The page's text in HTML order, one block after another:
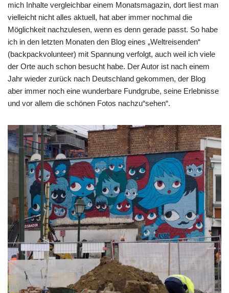
mich Inhalte vergleichbar einem Monatsmagazin, dort liest man
vielleicht nicht alles aktuell, hat aber immer nochmal die
Möglichkeit nachzulesen, wenn es denn gerade passt. So habe
ich in den letzten Monaten den Blog eines „Weltreisenden“
(backpackvolunteer) mit Spannung verfolgt, auch weil ich viele
der Orte auch schon besucht habe. Der Autor ist nach einem
Jahr wieder zurück nach Deutschland gekommen, der Blog
aber immer noch eine wunderbare Fundgrube, seine Erlebnisse
und vor allem die schönen Fotos nachzu“sehen“.